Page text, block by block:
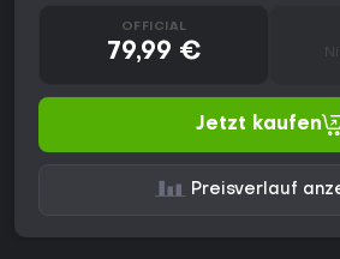
OFFICIAL
79,99 €
Jetzt kaufen
Preisverlauf